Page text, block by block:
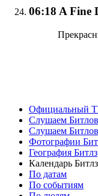
06:18 A Fine
Официальный
Слушаем
Слушаем Битлов
Фотографии
География Битлз
Календарь Битлз
По датам
По событиям